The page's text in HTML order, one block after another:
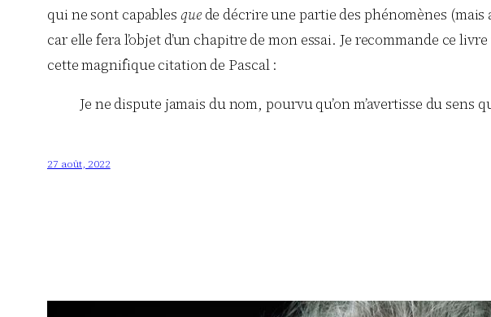
qui ne sont capables quede décrire une partie des phénomènes
car elle fera l’objet d’un chapitre de mon essai. Je recommande ce
cette magnifique citation de Pascal :
Je ne dispute jamais du nom, pourvu qu’on m’avertisse du sens
27 août, 2022